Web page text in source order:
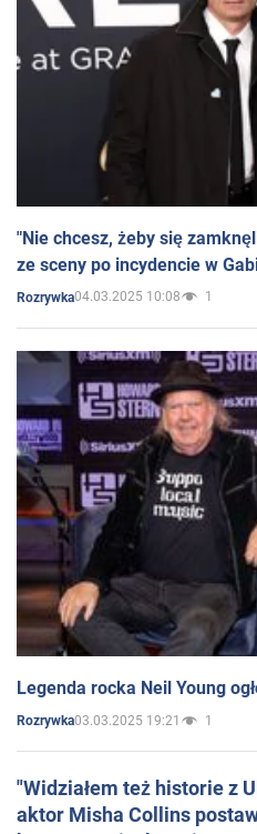
"Nie chcesz, żeby się
ze sceny po incydencie w
Rozrywka04.03.2025 10:08 1
Legenda rocka Neil Young
Rozrywka03.03.2025 19:21 1
"Widziałem też historie z
aktor Misha Collins